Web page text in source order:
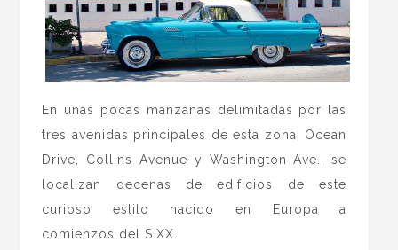
En unas pocas manzanas delimitadas por las
tres avenidas principales de esta zona, Ocean
Drive, Collins Avenue y Washington Ave., se
localizan decenas de edificios de este
curioso estilo nacido en Europa a
comienzos del S.XX.